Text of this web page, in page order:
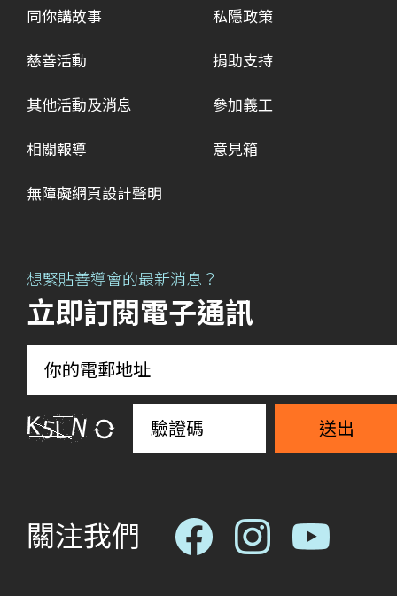
同你講故事
慈善活動
其他活動及消息
相關報導
私隱政策
捐助支持
參加義工
意見箱
無障礙網頁設計聲明
想緊貼善導會的最新消息？
立即訂閱電子通訊
送出
關注我們